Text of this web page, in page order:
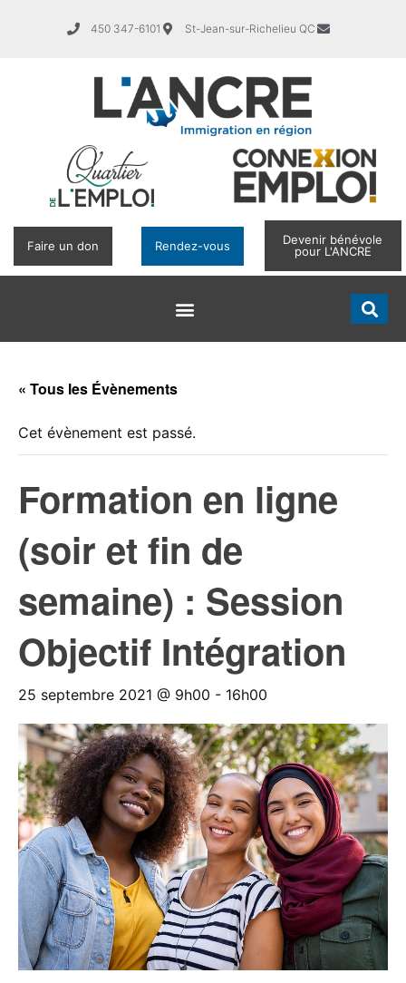
450 347-6101 St-Jean-sur-Richelieu QC
Faire un don Rendez-vous
Devenir bénévole
pour L'ANCRE
« Tous les Évènements
Cet évènement est passé.
Formation en ligne
(soir et fin de
semaine) : Session
Objectif Intégration
25 septembre 2021 @ 9h00 - 16h00